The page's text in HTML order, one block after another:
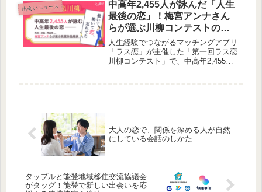
いてご紹介します。
出会いニュース
中高年2,455人が詠んだ「人生
最後の恋」！梅宮アンナさん
らが選ぶ川柳コンテストの受
賞作が発表されたよ！
人生経験でつながるマッチングアプリ
「ラス恋」が主催した「第一回ラス恋
川柳コンテスト」で、中高年2,455人
大人の恋で、関係を深める人が自然
にしている会話のしかた
タップルと能登地域移住交流協議会
がタッグ！能登で新しい出会いを応